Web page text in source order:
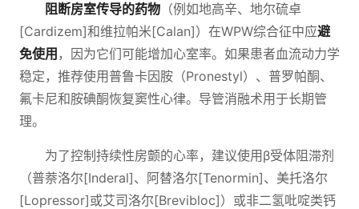
阻断房室传导的药物 （例如地高辛、地尔硫卓
[Cardizem]和维拉帕米[Calan]）在WPW综合征中应避
免使用 ，因为它们可能增加心室率。如果患者血流动力学
稳定，推荐使用普鲁卡因胺（Pronestyl）、普罗帕酮、
氟卡尼和胺碘酮恢复窦性心律。导管消融术用于长期管
理。
为了控制持续性房颤的心率，建议使用β受体阻滞剂
（普萘洛尔[Inderal]、阿替洛尔[Tenormin]、美托洛尔
[Lopressor]或艾司洛尔[Brevibloc]）或非二氢吡啶类钙